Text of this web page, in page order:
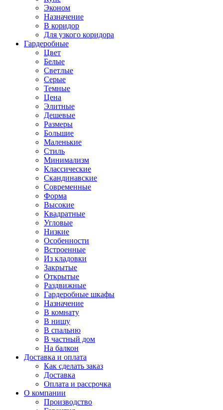
Эконом
Назначение
В коридор
Для узкого коридора
Гардеробные
Цвет
Белые
Светлые
Серые
Темные
Цена
Элитные
Дешевые
Размеры
Большие
Маленькие
Стиль
Минимализм
Классические
Скандинавские
Современные
Форма
Высокие
Квадратные
Угловые
Низкие
Особенности
Встроенные
Из кладовки
Закрытые
Открытые
Раздвижные
Гардеробные шкафы
Назначение
В комнату
В нишу
В спальню
В частный дом
На балкон
Доставка и оплата
Как сделать заказ
Доставка
Оплата и рассрочка
О компании
Производство